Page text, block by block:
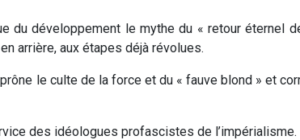
du développement le mythe du « retour éternel
arrière, aux étapes déjà révolues.
le culte de la force et du « fauve blond » et
des idéologues profascistes de l’impérialisme.